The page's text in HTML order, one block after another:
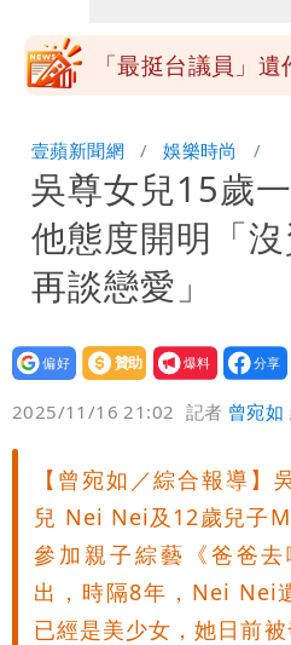
盪 這幾區飆豪雨
「最挺台議員」
盪 這幾區飆豪雨
壹蘋新聞網 娛樂時尚
吳尊女兒15歲
他態度開明「
再談戀愛」
設為
贊助
我要
爆料
2025/11/16 21:02 記者 曾宛如
【曾宛如／綜合報導】
兒 Nei Nei及12歲兒子
參加親子綜藝《爸爸
出，時隔8年，Nei Nei
已經是美少女，她日前